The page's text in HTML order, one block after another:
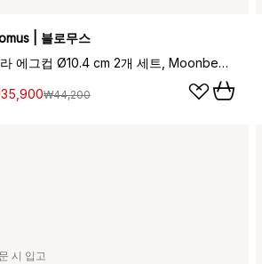
| 블로무스
필라 에그컵 Ø10.4 cm 2개 세트, Moonbeam
₩44,200
시 입고